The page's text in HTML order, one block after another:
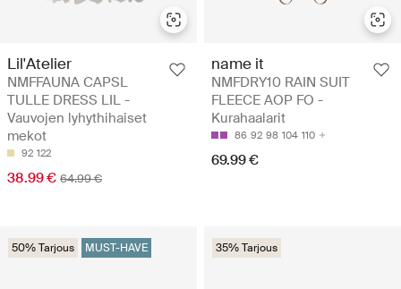
Lil'Atelier
NMFFAUNA CAPSL
TULLE DRESS LIL -
Vauvojen lyhythihaiset
mekot
92 122
38.99 € 64.99 €
name it
NMFDRY10 RAIN SUIT
FLEECE AOP FO -
Kurahaalarit
86 92 98 104 110
69.99 €
50% Tarjous MUST-HAVE 35% Tarjous